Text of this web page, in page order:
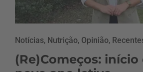
Notícias, Nutrição, Opinião,
(Re)Começos: início